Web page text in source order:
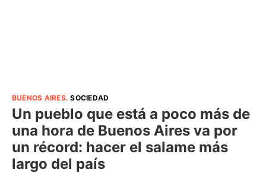
BUENOS AIRES.SOCIEDAD
Un pueblo que está a poco más de
una hora de Buenos Aires va por
un récord: hacer el salame más
largo del país